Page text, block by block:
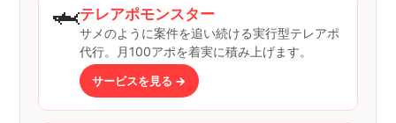
🦈テレアポモンスター
サメのように案件を追い続ける実行型テレアポ
代行。月100アポを着実に積み上げます。
サービスを見る →